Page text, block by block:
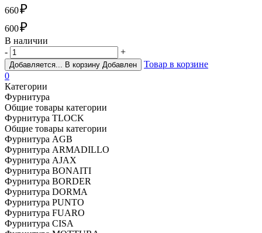
660₽
600₽
В наличии
-
+
Добавляется... В корзину Добавлен
Товар в корзине
0
Категории
Фурнитура
Общие товары категории
Фурнитура TLOCK
Общие товары категории
Фурнитура AGB
Фурнитура ARMADILLO
Фурнитура AJAX
Фурнитура BONAITI
Фурнитура BORDER
Фурнитура DORMA
Фурнитура PUNTO
Фурнитура FUARO
Фурнитура CISA